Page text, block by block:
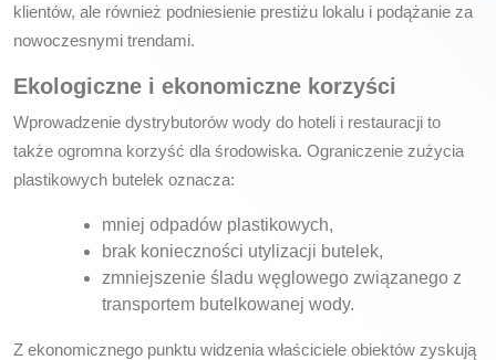
klientów, ale również podniesienie prestiżu lokalu i podążanie za
nowoczesnymi trendami.
Ekologiczne i ekonomiczne korzyści
Wprowadzenie dystrybutorów wody do hoteli i restauracji to
także ogromna korzyść dla środowiska. Ograniczenie zużycia
plastikowych butelek oznacza:
mniej odpadów plastikowych,
brak konieczności utylizacji butelek,
zmniejszenie śladu węglowego związanego z
transportem butelkowanej wody.
Z ekonomicznego punktu widzenia właściciele obiektów zyskują